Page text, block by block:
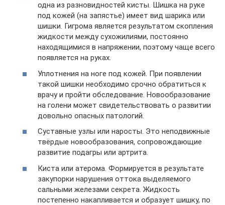
одна из разновидностей кисты. Шишка на руке
под кожей (на запястье) имеет вид шарика или
шишки. Гигрома является результатом скопления
жидкости между сухожилиями, постоянно
находящимися в напряжении, поэтому чаще всего
появляется на руках.
Уплотнения на ноге под кожей. При появлении
такой шишки необходимо срочно обратиться к
врачу и пройти обследование. Новообразование
на голени может свидетельствовать о развитии
довольно опасных патологий.
Суставные узлы или наросты. Это неподвижные
твёрдые новообразования, сопровождающие
развитие подагры или артрита.
Киста или атерома. Формируется в результате
закупорки нарушения оттока выделяемого
сальными железами секрета. Жидкость
постепенно накапливается и образует шишку, по